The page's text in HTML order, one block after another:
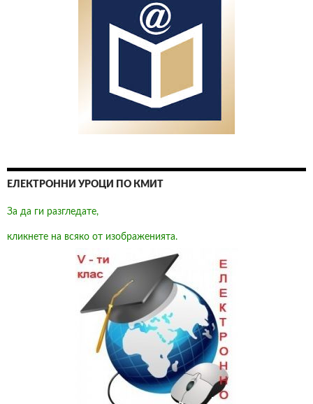
ЕЛЕКТРОННИ УРОЦИ ПО КМИТ
За да ги разгледате,
кликнете на всяко от изображенията.